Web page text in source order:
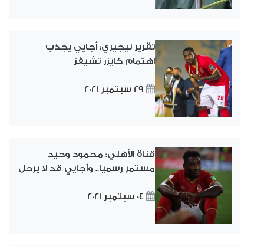
تقرير نيجيري: أجايي يجذب
اهتمام كايزر تشيفز
29 سبتمبر 2021
قناة الأهلي: محمود وحيد
مستمر رسميا.. وأجايي قد لا يرحل
04 سبتمبر 2021